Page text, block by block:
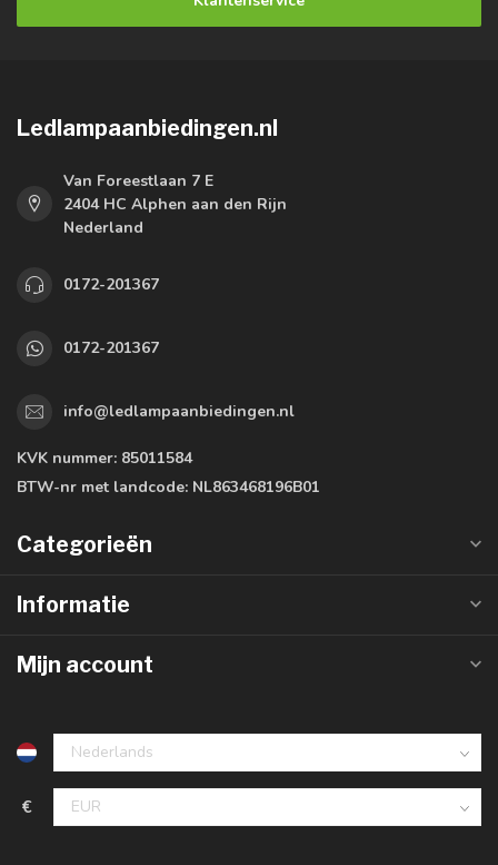
Ledlampaanbiedingen.nl
Van Foreestlaan 7 E
2404 HC Alphen aan den Rijn
Nederland
0172-201367
0172-201367
info@ledlampaanbiedingen.nl
KVK nummer: 85011584
BTW-nr met landcode: NL863468196B01
Categorieën
Informatie
Mijn account
€